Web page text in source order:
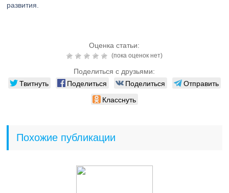
развития.
Оценка статьи:
(пока оценок нет)
Поделиться с друзьями:
Твитнуть Поделиться Поделиться
Отправить
Класснуть
Похожие публикации